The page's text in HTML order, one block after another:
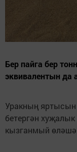
Бер пайга бер
эквивалентын да
Уракның яртысын
бетергән
кызганмый